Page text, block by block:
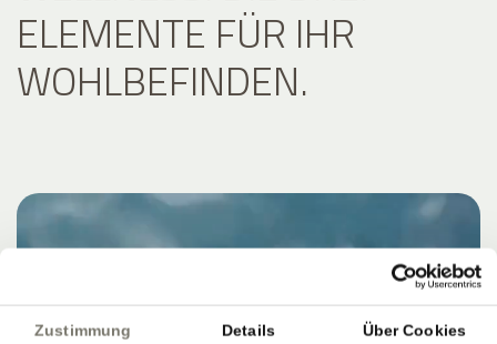
Zustimmung Details Über Cookies
ELEMENTE FÜR IHR
WOHLBEFINDEN.